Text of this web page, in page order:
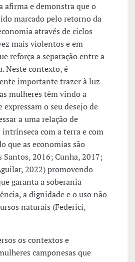
afirma e demonstra que o
marcado pelo retorno da
através de ciclos
mais violentos e em
reforça a separação entre a
Neste contexto, é
importante trazer à luz
mulheres têm vindo a
expressam o seu desejo de
a uma relação de
com a terra e com
que as economias são
Santos, 2016; Cunha, 2017;
2022) promovendo
garanta a soberania
a dignidade e o uso não
naturais (Federici,
os contextos e
camponesas que